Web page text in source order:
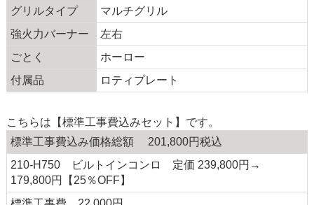
グリルタイプ
マルチグリル
強火力バーナー
左右
ごとく
ホーロー
付属品
ロティプレート
こちらは【標準工事費込みセット】です。
標準工事費込み価格総額 201,800円税込
210-H750 ビルトインコンロ 定価 239,800円→
179,800円【25％OFF】